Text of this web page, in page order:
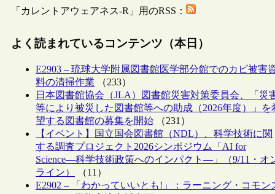
「カレントアウェアネス-R」用のRSS：
よく読まれているコンテンツ（本日）
E2903 – 琉球大学附属図書館医学部分館でのカビ被害
料の清掃作業 （233）
日本図書館協会（JLA）図書館災害対策委員会、「災
等により被災した図書館等への助成（2026年度）」を
望する図書館の募集を開始 （231）
【イベント】国立国会図書館（NDL）、科学技術に関
する調査プロジェクト2026シンポジウム「AI for
Science―科学技術政策へのインパクト―」（9/11・オ
ライン）
（11）
E2902 – 「わかっていいとも!」：ラーニング・コモン